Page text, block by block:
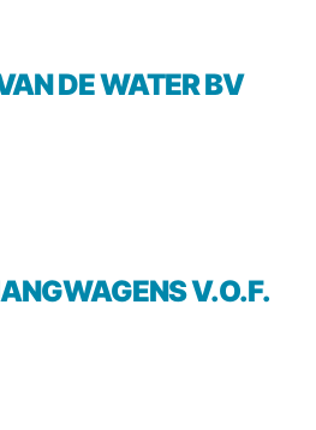
DE WATER BV
V.O.F.